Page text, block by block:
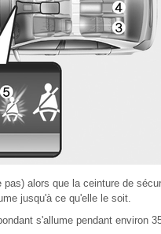
alors que la ceinture de
jusqu'à ce qu'elle le soit.
s'allume pendant environ